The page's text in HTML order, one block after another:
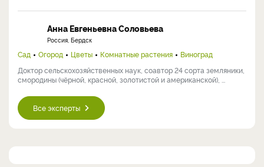
Анна Евгеньевна Соловьева
Россия, Бердск
Сад Огород Цветы Комнатные растения
Виноград
Доктор сельскохозяйственных наук, соавтор 24 сорта земляники,
смородины (чёрной, красной, золотистой и американской), ...
Все эксперты